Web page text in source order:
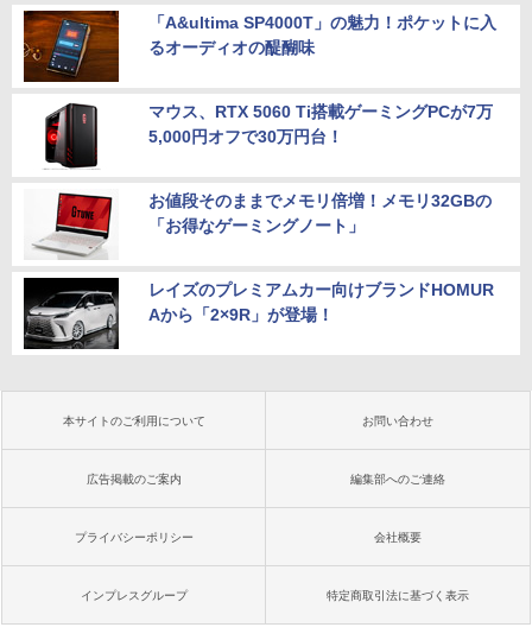
「A&ultima SP4000T」の魅力！ポケットに入
るオーディオの醍醐味
マウス、RTX 5060 Ti搭載ゲーミングPCが7万
5,000円オフで30万円台！
お値段そのままでメモリ倍増！メモリ32GBの
「お得なゲーミングノート」
レイズのプレミアムカー向けブランドHOMUR
Aから「2×9R」が登場！
本サイトのご利用について お問い合わせ
広告掲載のご案内 編集部へのご連絡
プライバシーポリシー 会社概要
インプレスグループ 特定商取引法に基づく表示